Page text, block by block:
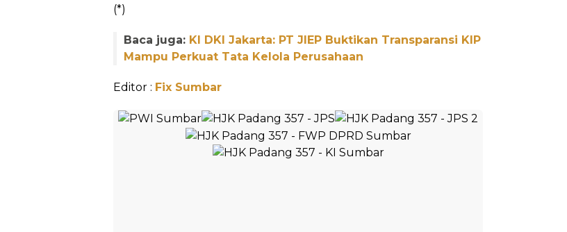
(*)
Baca juga: KI DKI Jakarta: PT JIEP Buktikan Transparansi KIP
Mampu Perkuat Tata Kelola Perusahaan
Editor : Fix Sumbar